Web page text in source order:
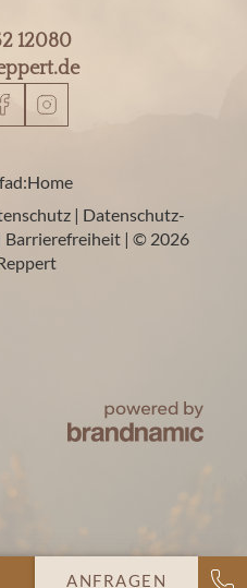
12080
de
Home
| Datenschutz-
Barrierefreiheit | © 2026
ANFRAGEN